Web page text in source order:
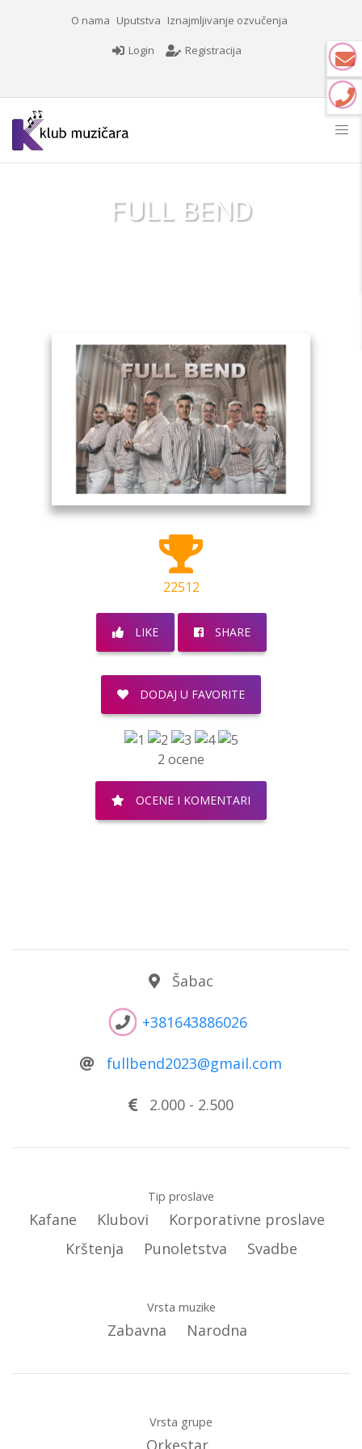
O nama Uputstva Iznajmljivanje ozvučenja
Login Registracija
FULL BEND
22512
LIKE SHARE
DODAJ U FAVORITE
2 ocene
OCENE I KOMENTARI
Šabac
+381643886026
fullbend2023@gmail.com
2.000 - 2.500
Tip proslave
Kafane Klubovi
Korporativne proslave
Krštenja
Punoletstva Svadbe
Vrsta muzike
Zabavna Narodna
Vrsta grupe
Orkestar